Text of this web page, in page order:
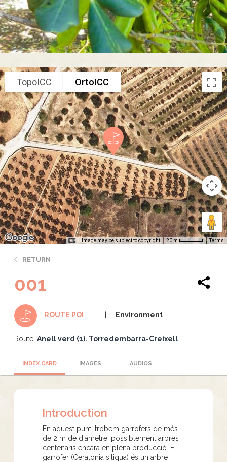
TopoICC OrtoICC
Image may be subject to copyright 20 m Terms
RETURN
001
ROUTE POI Environment
Route: Anell verd (1). Torredembarra-Creixell
INDEX CARD IMAGES AUDIOS
Introduction
En aquest punt, trobem garrofers de més
de 2 m de diàmetre, possiblement arbres
centenaris encara en plena producció. El
garrofer (Ceratonia siliqua) és un arbre